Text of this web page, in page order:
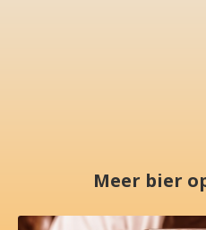
Meer bier